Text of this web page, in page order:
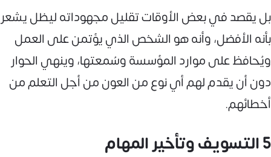
بل يقصد في بعض الأوقات تقليل مجهوداته ليظل يشعر
بأنه الأفضل، وأنه هو الشخص الذي يؤتمن على العمل
ويُحافظ على موارد المؤسسة وسُمعتها، وينهي الحوار
دون أن يقدم لهم أي نوع من العون من أجل التعلم من
أخطائهم.
5 التسويف وتأخير المهام